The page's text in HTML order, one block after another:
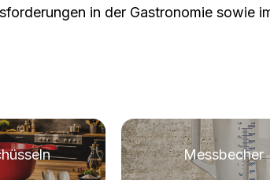
in der Gastronomie sowie
Messbecher